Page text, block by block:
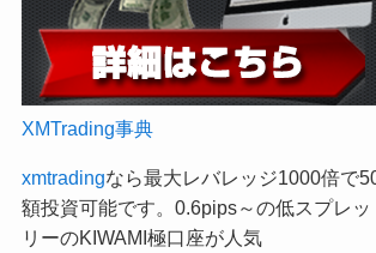
XMTrading事典
xmtradingなら最大レバレッジ1000倍で
額投資可能です。0.6pips～の低スプレッ
リーのKIWAMI極口座が人気